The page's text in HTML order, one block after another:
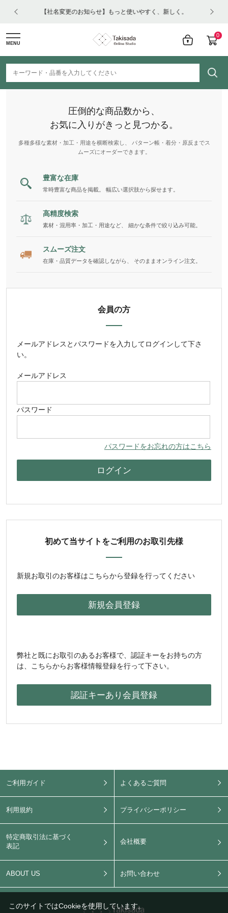
【社名変更のお知らせ】もっと使いやすく、新しく。
0
MENU
圧倒的な商品数から、
お気に入りがきっと見つかる。
多種多様な素材・加工・用途を横断検索し、 パターン帳・着分・原反までス
ムーズにオーダーできます。
豊富な在庫
常時豊富な商品を掲載。 幅広い選択肢から探せます。
高精度検索
素材・混用率・加工・用途など、 細かな条件で絞り込み可能。
スムーズ注文
在庫・品質データを確認しながら、 そのままオンライン注文。
会員の方
メールアドレス とパスワードを入力してログインして下さ
い。
メールアドレス
パスワード
パスワードをお忘れの方はこちら
初めて当サイトをご利用のお取引先様
新規お取引のお客様はこちらから登録を行ってください
弊社と既にお取引のあるお客様で、認証キーをお持ちの方
は、こちらからお客様情報登録を行って下さい。
ご利用ガイド よくあるご質問
利用規約 プライバシーポリシー
特定商取引法に基づく
表記
会社概要
ABOUT US お問い合わせ
このサイトではCookieを使用しています。